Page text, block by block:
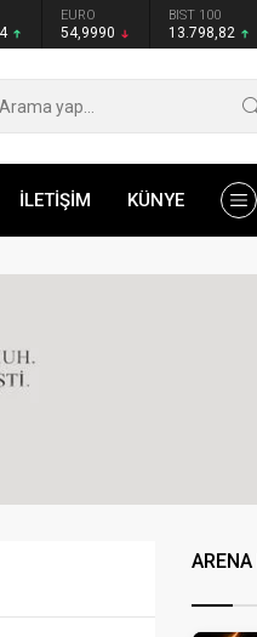
EURO
54,9990
BIST 100
13.798,82
İLETİŞİM KÜNYE